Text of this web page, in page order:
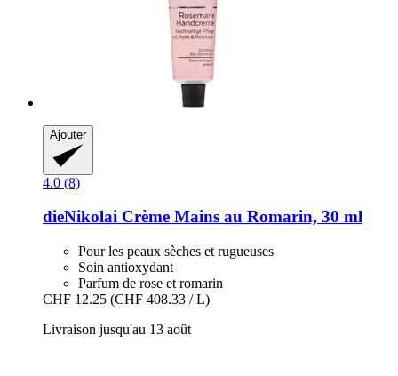
Ajouter
4.0 (8)
dieNikolai Crème Mains au Romarin, 30 ml
Pour les peaux sèches et rugueuses
Soin antioxydant
Parfum de rose et romarin
CHF 12.25 (CHF 408.33 / L)
Livraison jusqu'au 13 août